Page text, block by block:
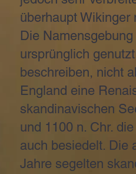
überhaupt Wikinger
Die
ursprünglich
beschreiben, nicht
England eine
skandinavischen
und 1100 n. Chr.
auch besiedelt. Die
Jahre segelten